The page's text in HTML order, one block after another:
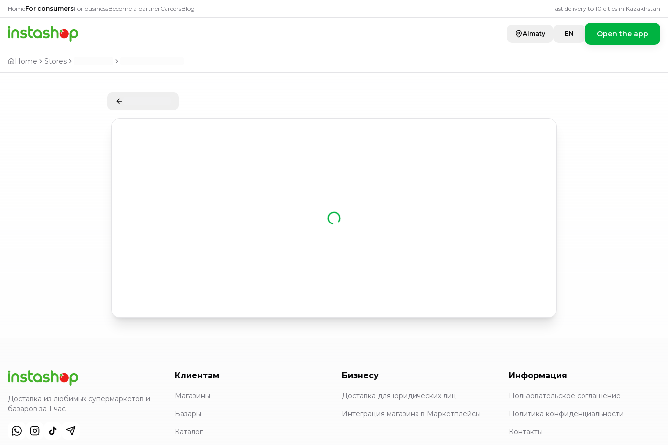
HomeFor consumersFor businessBecome a partnerCareersBlog Fast delivery to 10 cities in Kazakhstan
Almaty EN Open the app
Home Stores
Доставка из любимых супермаркетов и
базаров за 1 час
Клиентам
Магазины
Базары
Каталог
Бизнесу
Доставка для юридических лиц
Интеграция магазина в Маркетплейсы
Информация
Пользовательское соглашение
Политика конфиденциальности
Контакты